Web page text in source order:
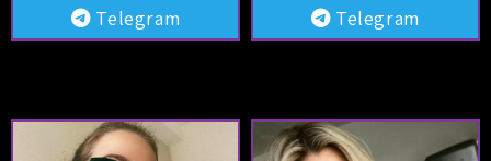
Telegram
Telegram